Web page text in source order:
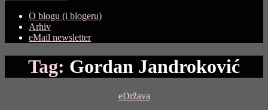
O blogu (i blogeru)
Arhiv
eMail newsletter
Tag: Gordan Jandroković
Categories
eDržava